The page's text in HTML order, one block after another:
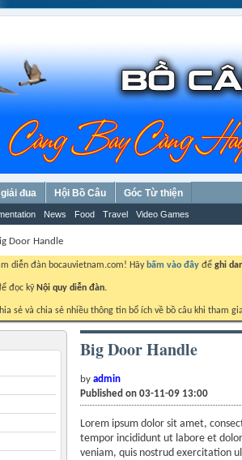
News Food Travel Video Games
đua Hội Bồ Câu Góc Từ thiện
Door Handle
diễn đàn bocauvietnam.com! Hãy bấm vào đây để ghi
đọc kỹ Nội quy diễn đàn.
sẻ và chia sẻ nhiều thông tin bổ ích về bồ câu khi tham
Big Door Handle
byadmin
Published on 03-11-09 13:00
Lorem ipsum dolor sit amet,
tempor incididunt ut labore et
veniam, quis nostrud exercitation